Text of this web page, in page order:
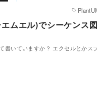
ムエル)でシーケンス図
書いていますか？ エクセルとかス